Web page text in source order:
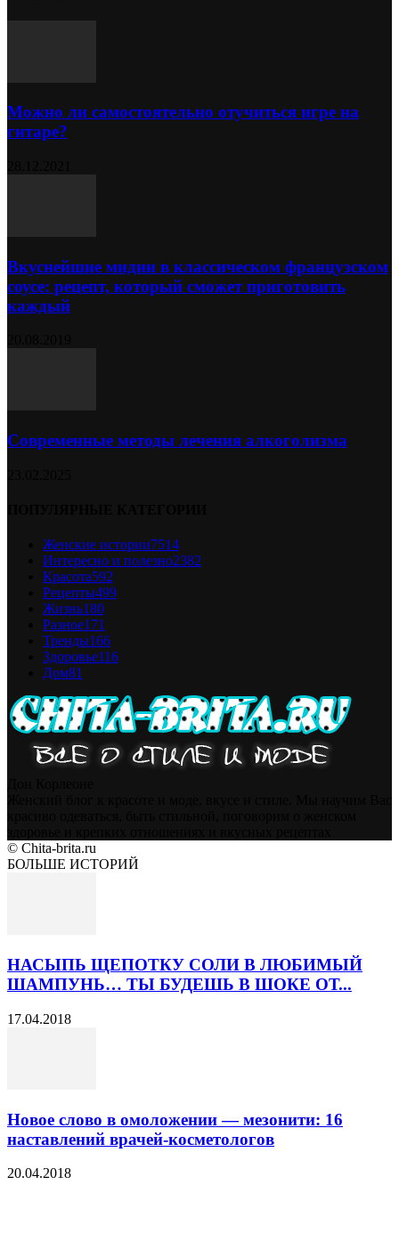
Можно ли самостоятельно отучиться игре на
гитаре?
Вкуснейшие мидии в классическом французском
соусе: рецепт, который сможет приготовить
каждый
Современные методы лечения алкоголизма
Женские истории7514
Интересно и полезно2382
Красота592
Рецепты499
Жизнь180
Разное171
Тренды166
Здоровье116
Дом81
© Chita-brita.ru
БОЛЬШЕ ИСТОРИЙ
НАСЫПЬ ЩЕПОТКУ СОЛИ В ЛЮБИМЫЙ
ШАМПУНЬ… ТЫ БУДЕШЬ В ШОКЕ ОТ...
17.04.2018
Новое слово в омоложении — мезонити: 16
наставлений врачей-косметологов
20.04.2018